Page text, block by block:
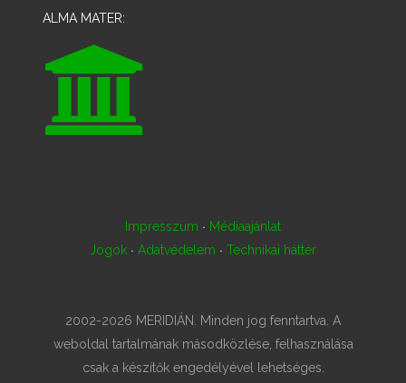
ALMA MATER:
Impresszum · Médiaajánlat
Jogok · Adatvédelem · Technikai háttér
2002-2026 MERIDIÁN. Minden jog fenntartva. A
weboldal tartalmának másodközlése, felhasználása
csak a készítők engedélyével lehetséges.